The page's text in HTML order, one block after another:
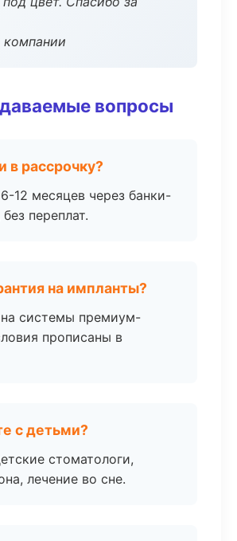
вопросы
в рассрочку?
12 месяцев через банки-
переплат.
на импланты?
системы премиум-
прописаны в
с детьми?
стоматологи,
лечение во сне.